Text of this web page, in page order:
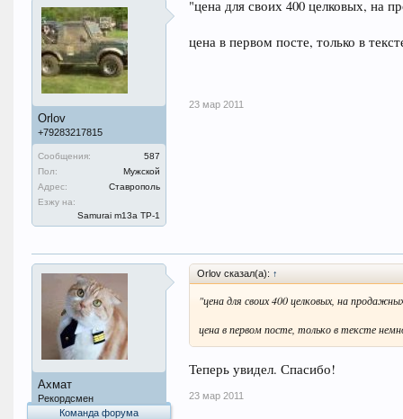
Orlov
+79283217815
Сообщения:
587
Пол:
Мужской
Адрес:
Ставрополь
Езжу на:
Samurai m13a ТР-1
"цена для своих 400 целковых, на
цена в первом посте, только в
23 мар 2011
Ахмат
Рекордсмен
Команда форума
Orlov сказал(а): ↑
"цена для своих 400 целковых, на
цена в первом посте, только в тексте
Теперь увидел. Спасибо!
23 мар 2011